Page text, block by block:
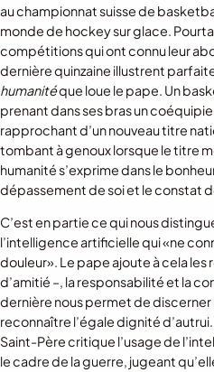
au championnat suisse de
monde de hockey sur glace.
compétitions qui ont connu leur
dernière quinzaine illustrent
humanitéque loue le pape. Un
prenant dans ses bras un
rapprochant d’un nouveau titre
tombant à genoux lorsque le titre
humanité s’exprime dans le
dépassement de soi et le constat
C’est en partie ce qui nous
l’intelligence artificielle qui «ne
douleur». Le pape ajoute à cela les
d’amitié –, la responsabilité et la
dernière nous permet de discerner
reconnaître l’égale dignité
Saint-Père critique l’usage de
le cadre de la guerre, jugeant